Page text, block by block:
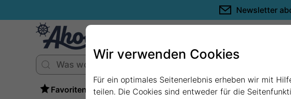
Newsletter
Favoriten
Wir verwenden Cookies
Für ein optimales Seitenerlebnis erheben wir mit
teilen. Die Cookies sind entweder für die